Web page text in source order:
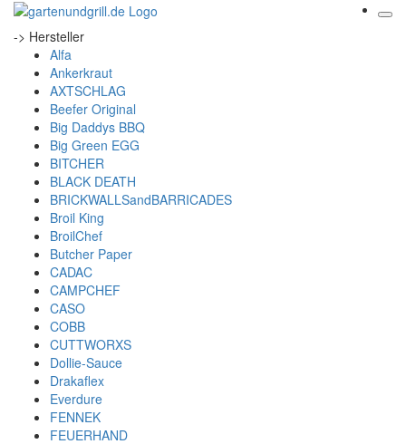
-> Hersteller
Alfa
Ankerkraut
AXTSCHLAG
Beefer Original
Big Daddys BBQ
Big Green EGG
BITCHER
BLACK DEATH
BRICKWALLSandBARRICADES
Broil King
BroilChef
Butcher Paper
CADAC
CAMPCHEF
CASO
COBB
CUTTWORXS
Dollie-Sauce
Drakaflex
Everdure
FENNEK
FEUERHAND